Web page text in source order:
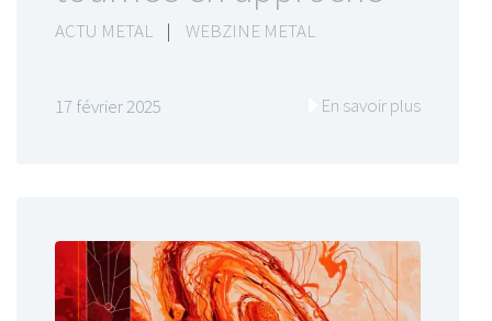
ACTU METAL | WEBZINE METAL
17 février 2025 En savoir plus